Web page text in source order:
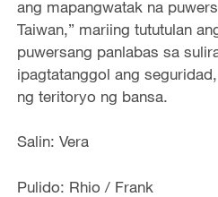
ang mapangwatak na
Taiwan,” mariing tututulan
puwersang panlabas sa
ipagtatanggol ang
ng teritoryo ng bansa.
Salin: Vera
Pulido: Rhio / Frank